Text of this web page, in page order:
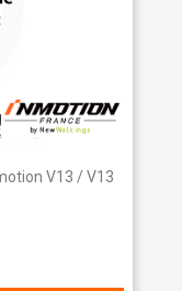
V13 / V13